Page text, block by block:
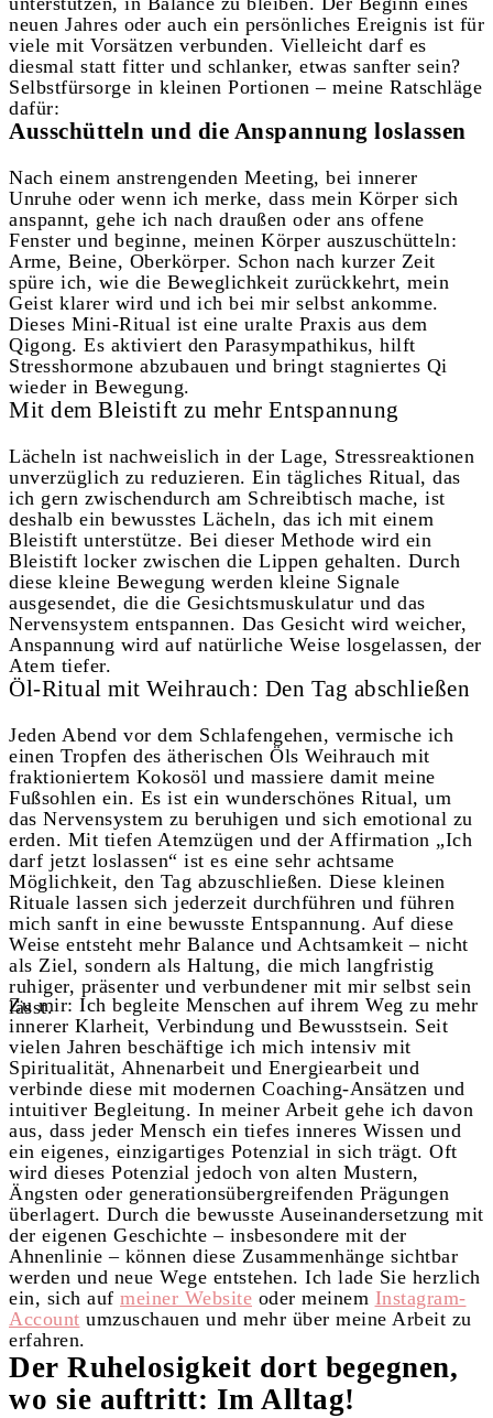
neuen Jahres oder auch ein persönliches Ereignis ist für
viele mit Vorsätzen verbunden. Vielleicht darf es
diesmal statt fitter und schlanker, etwas sanfter sein?
Selbstfürsorge in kleinen Portionen – meine Ratschläge
dafür:
Ausschütteln und die Anspannung loslassen
Nach einem anstrengenden Meeting, bei innerer
Unruhe oder wenn ich merke, dass mein Körper sich
anspannt, gehe ich nach draußen oder ans offene
Fenster und beginne, meinen Körper auszuschütteln:
Arme, Beine, Oberkörper. Schon nach kurzer Zeit
spüre ich, wie die Beweglichkeit zurückkehrt, mein
Geist klarer wird und ich bei mir selbst ankomme.
Dieses Mini-Ritual ist eine uralte Praxis aus dem
Qigong. Es aktiviert den Parasympathikus, hilft
Stresshormone abzubauen und bringt stagniertes Qi
wieder in Bewegung.
Mit dem Bleistift zu mehr Entspannung
Lächeln ist nachweislich in der Lage, Stressreaktionen
unverzüglich zu reduzieren. Ein tägliches Ritual, das
ich gern zwischendurch am Schreibtisch mache, ist
deshalb ein bewusstes Lächeln, das ich mit einem
Bleistift unterstütze. Bei dieser Methode wird ein
Bleistift locker zwischen die Lippen gehalten. Durch
diese kleine Bewegung werden kleine Signale
ausgesendet, die die Gesichtsmuskulatur und das
Nervensystem entspannen. Das Gesicht wird weicher,
Anspannung wird auf natürliche Weise losgelassen, der
Atem tiefer.
Öl-Ritual mit Weihrauch: Den Tag abschließen
Jeden Abend vor dem Schlafengehen, vermische ich
einen Tropfen des ätherischen Öls Weihrauch mit
fraktioniertem Kokosöl und massiere damit meine
Fußsohlen ein. Es ist ein wunderschönes Ritual, um
das Nervensystem zu beruhigen und sich emotional zu
erden. Mit tiefen Atemzügen und der Affirmation „Ich
darf jetzt loslassen“ ist es eine sehr achtsame
Möglichkeit, den Tag abzuschließen. Diese kleinen
Rituale lassen sich jederzeit durchführen und führen
mich sanft in eine bewusste Entspannung. Auf diese
Weise entsteht mehr Balance und Achtsamkeit – nicht
als Ziel, sondern als Haltung, die mich langfristig
ruhiger, präsenter und verbundener mit mir selbst sein
lässt.
Zu mir: Ich begleite Menschen auf ihrem Weg zu mehr
innerer Klarheit, Verbindung und Bewusstsein. Seit
vielen Jahren beschäftige ich mich intensiv mit
Spiritualität, Ahnenarbeit und Energiearbeit und
verbinde diese mit modernen Coaching-Ansätzen und
intuitiver Begleitung. In meiner Arbeit gehe ich davon
aus, dass jeder Mensch ein tiefes inneres Wissen und
ein eigenes, einzigartiges Potenzial in sich trägt. Oft
wird dieses Potenzial jedoch von alten Mustern,
Ängsten oder generationsübergreifenden Prägungen
überlagert. Durch die bewusste Auseinandersetzung mit
der eigenen Geschichte – insbesondere mit der
Ahnenlinie – können diese Zusammenhänge sichtbar
werden und neue Wege entstehen. Ich lade Sie herzlich
ein, sich auf meiner Website oder meinem Instagram-
Account umzuschauen und mehr über meine Arbeit zu
erfahren.
Der Ruhelosigkeit dort begegnen,
wo sie auftritt: Im Alltag!